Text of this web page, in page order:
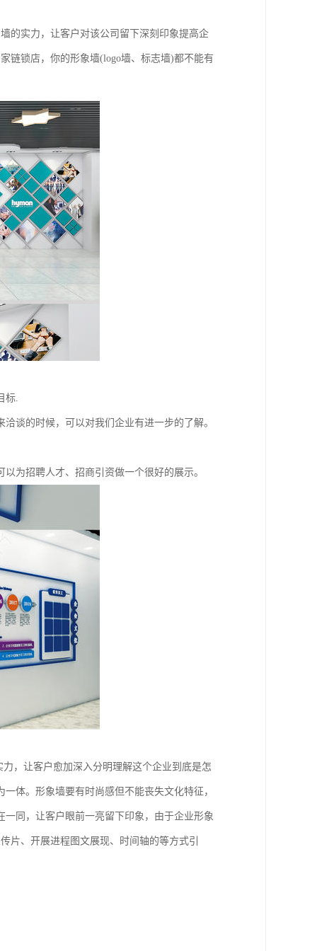
的实力，让客户对该公司留下深刻印象提高企
链锁店，你的形象墙(logo墙、标志墙)都不能有
标.
谈的时候，可以对我们企业有进一步的了解。
为招聘人才、招商引资做一个很好的展示。
，让客户愈加深入分明理解这个企业到底是怎
体。形象墙要有时尚感但不能丧失文化特征，
同，让客户眼前一亮留下印象，由于企业形象
片、开展进程图文展现、时间轴的等方式引